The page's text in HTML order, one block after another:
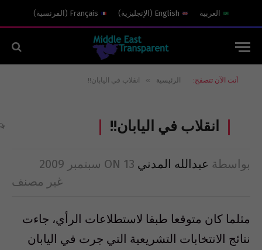
العربية English
( الإنجليزية)
Français
( الفرنسية)
أنت الآن تتصفح: الرئيسية » انقلاب في اليابان!!
انقلاب في اليابان!!
بواسطة عبدالله المدني ON 13 سبتمبر 2009
غير مصنف
مثلما كان متوقعا طبقا لاستطلاعات الرأي، جاءت
نتائج الانتخابات التشريعية التي جرت في اليابان